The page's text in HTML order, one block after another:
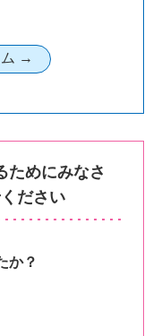
ためにみなさ
ださい
か？